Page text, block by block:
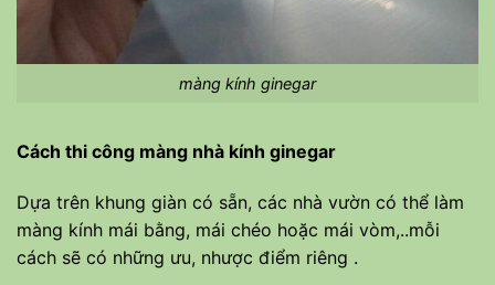
màng kính ginegar
Cách thi công màng nhà kính ginegar
Dựa trên khung giàn có sẵn, các nhà vườn có thể làm
màng kính mái bằng, mái chéo hoặc mái vòm,..mỗi
cách sẽ có những ưu, nhược điểm riêng .